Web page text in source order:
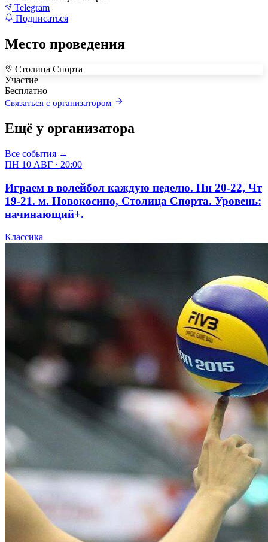
Telegram
Подписаться
Место проведения
+
–
Столица Спорта
Участие
Бесплатно
Связаться с организатором
Ещё у организатора
Все события →
ПН 10 АВГ · 20:00
Играем в волейбол каждую неделю. Пн 20-22, Чт
19-21. м. Новокосино, Столица Спорта. Уровень:
начинающий+.
Классика